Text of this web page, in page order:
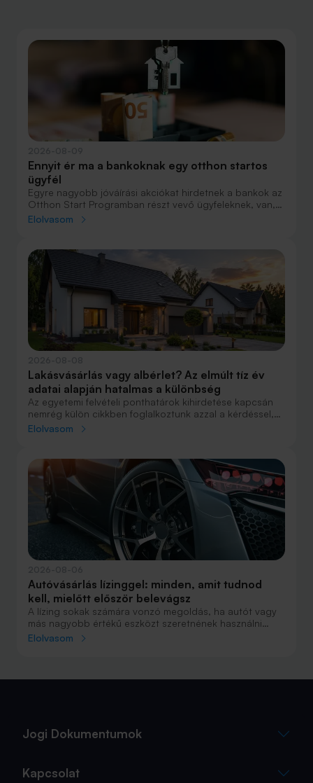
Ennyit ér ma a bankoknak egy otthon startos
ügyfél
Egyre nagyobb jóváírási akciókat hirdetnek a bankok az
Otthon Start Programban részt vevő ügyfeleknek, van,
ahol összesen akár félmillió forint jóváírást is össze lehet
nagyobb jóváírásért?
Elolvasom
Lakásvásárlás vagy albérlet? Az elmúlt tíz év
adatai alapján hatalmas a különbség
Az egyetemi felvételi ponthatárok kihirdetése kapcsán
nemrég külön cikkben foglalkoztunk azzal a kérdéssel,
hogy lakást venni vagy vásárolni éri meg jobban. Előző
csak teheti, annak mindenképpen megéri a
lakásvásárlás. De mi a helyzet akkor, ha inkább a
múltbéli adatokra koncentrálunk? Hogyan áll ma valaki,
aki 2016-ban lakást vásárolt, illetve valaki, aki a bérlés
mellett döntött, illetve jobb híján arra kényszerült?
Elolvasom
Autóvásárlás lízinggel: minden, amit tudnod
kell, mielőtt először belevágsz
A lízing sokak számára vonzó megoldás, ha autót vagy
más nagyobb értékű eszközt szeretnének használni
anélkül, hogy azt egy összegben ki kellene fizetniük.
Elolvasom
Jogi Dokumentumok
Kapcsolat